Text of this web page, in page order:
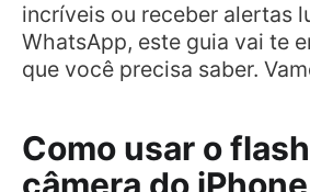
incríveis ou receber alertas
WhatsApp, este guia vai te
que você precisa saber.
Como usar o